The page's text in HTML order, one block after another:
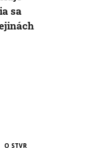
sa
O STVR